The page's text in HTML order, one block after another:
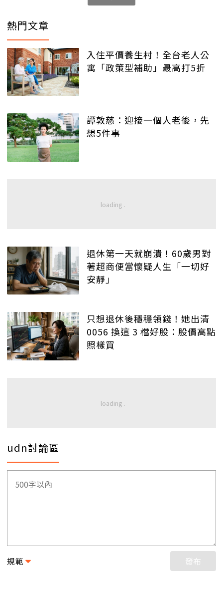
熱門文章
入住平價養生村！全台老人公
寓「政策型補助」最高打5折
譚敦慈：迎接一個人老後，先
想5件事
退休第一天就崩潰！60歲男對
著超商便當懷疑人生「一切好
安靜」
只想退休後穩穩領錢！她出清
0056 換這 3 檔好股：股價高點
照樣買
udn討論區
規範 發布